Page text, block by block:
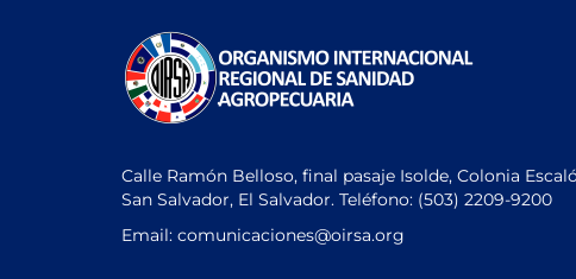
Calle Ramón Belloso, final pasaje Isolde, Colonia
San Salvador, El Salvador. Teléfono: (503) 2209-9200
Email: comunicaciones@oirsa.org